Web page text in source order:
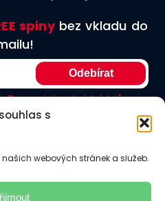
s
webových stránek a služeb.
spinybez vkladu do
Zpracování osobních údajů
Odkazy Kontakt